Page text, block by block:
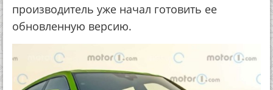
производитель уже начал готовить ее
обновленную версию.